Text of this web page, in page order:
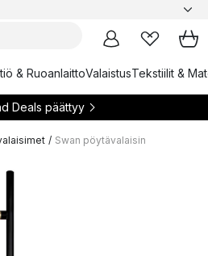
& RuoanlaittoValaistusTekstiilit &
Deals päättyy
/ Swan pöytävalaisin